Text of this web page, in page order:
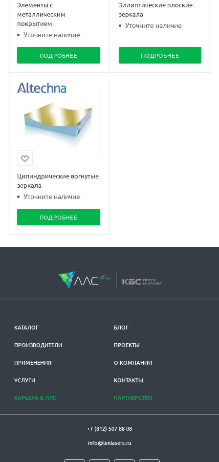
Элементы с
металлическим
покрытием
Уточните наличие
ПОДРОБНЕЕ
Эллиптические плоские
зеркала
Уточните наличие
ПОДРОБНЕЕ
Цилиндрические вогнутые
зеркала
Уточните наличие
ПОДРОБНЕЕ
КАТАЛОГ
ПРОИЗВОДИТЕЛИ
ПРИМЕНЕНИЯ
УСЛУГИ
КАРЬЕРА В ЛЛС
БЛОГ
ПРОЕКТЫ
О КОМПАНИИ
КОНТАКТЫ
ПАРТНЕРСТВО
+7 (812) 507-88-08
info@lenlasers.ru